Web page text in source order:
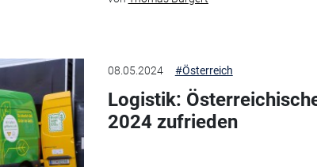
08.05.2024 #Österreich
Logistik:
2024 zufrieden